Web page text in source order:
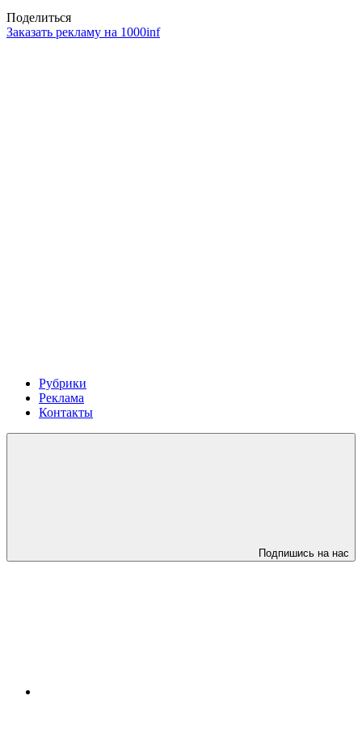
Поделиться
Заказать рекламу на 1000inf
Рубрики
Реклама
Контакты
Подпишись на нас